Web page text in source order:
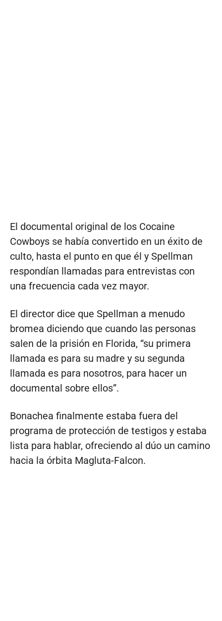
El documental original de los Cocaine
Cowboys se había convertido en un éxito de
culto, hasta el punto en que él y Spellman
respondían llamadas para entrevistas con
una frecuencia cada vez mayor.
El director dice que Spellman a menudo
bromea diciendo que cuando las personas
salen de la prisión en Florida, “su primera
llamada es para su madre y su segunda
llamada es para nosotros, para hacer un
documental sobre ellos”.
Bonachea finalmente estaba fuera del
programa de protección de testigos y estaba
lista para hablar, ofreciendo al dúo un camino
hacia la órbita Magluta-Falcon.